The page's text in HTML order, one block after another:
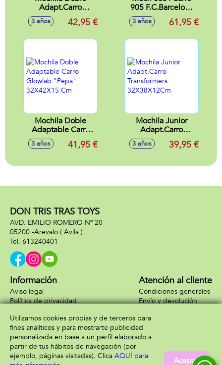
Adapt.Carro
F.C.Barcelona
"Corporativa"
3 años 42,95 €
905 F.C.Barcelona
"Corporativa"
32X44X16Cm
3 años 61,95 €
Mochila Doble
Adaptable Carro
Glowlab "Pepa"
32X42X15 Cm
3 años 41,95 €
Mochila Junior
Adapt.Carro
Transformers
32X38X12Cm
3 años 39,95 €
DON TRIS TRAS TOYS
AVD. EMILIO ROMERO Nº 20
05200 -Arevalo ( Avila )
613240401
Información
Aviso legal
Política de privacidad
Atención al cliente
Condiciones generales
Envío y devolución
Formas de pago
Utilizamos cookies propias y de terceros para
fines analíticos y para mostrarte publicidad
personalizada en base a un perfil elaborado a
partir de tus hábitos de navegación (por
ejemplo, páginas visitadas). Clica AQUÍ para
Aceptar